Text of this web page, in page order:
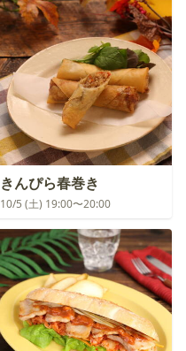
きんぴら春巻き
10/5 (土) 19:00〜20:00